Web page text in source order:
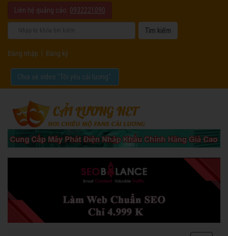
Liên hệ quảng cáo: 0932221090
Đăng nhập Đăng ký
Chia sẻ video "Tôi yêu cải lương".